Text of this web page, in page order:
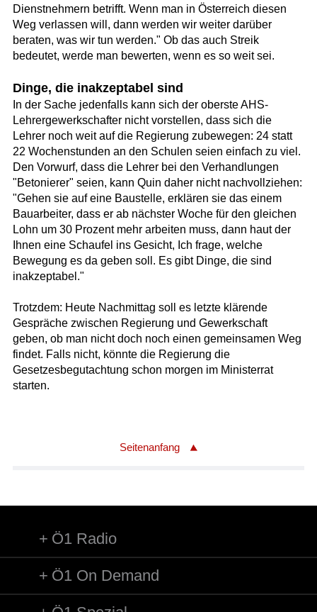
Dienstnehmern betrifft. Wenn man in Österreich diesen
Weg verlassen will, dann werden wir weiter darüber
beraten, was wir tun werden." Ob das auch Streik
bedeutet, werde man bewerten, wenn es so weit sei.
Dinge, die inakzeptabel sind
In der Sache jedenfalls kann sich der oberste AHS-
Lehrergewerkschafter nicht vorstellen, dass sich die
Lehrer noch weit auf die Regierung zubewegen: 24 statt
22 Wochenstunden an den Schulen seien einfach zu viel.
Den Vorwurf, dass die Lehrer bei den Verhandlungen
"Betonierer" seien, kann Quin daher nicht nachvollziehen:
"Gehen sie auf eine Baustelle, erklären sie das einem
Bauarbeiter, dass er ab nächster Woche für den gleichen
Lohn um 30 Prozent mehr arbeiten muss, dann haut der
Ihnen eine Schaufel ins Gesicht, Ich frage, welche
Bewegung es da geben soll. Es gibt Dinge, die sind
inakzeptabel."
Trotzdem: Heute Nachmittag soll es letzte klärende
Gespräche zwischen Regierung und Gewerkschaft
geben, ob man nicht doch noch einen gemeinsamen Weg
findet. Falls nicht, könnte die Regierung die
Gesetzesbegutachtung schon morgen im Ministerrat
starten.
Seitenanfang
Ö1 Radio
Ö1 On Demand